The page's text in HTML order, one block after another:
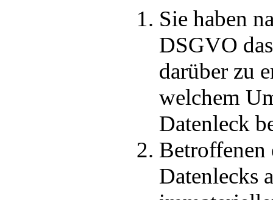
Sie haben
DSGVO
darüber zu
welchem
Datenleck
Betroffenen
Datenlecks